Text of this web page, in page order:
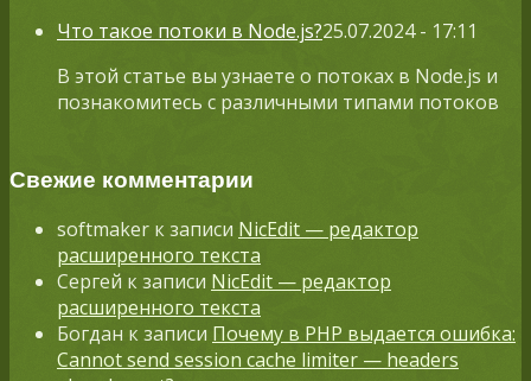
Что такое потоки в Node.js?25.07.2024 - 17:11
В этой статье вы узнаете о потоках в Node.js и
познакомитесь с различными типами потоков
Свежие комментарии
softmaker к записи NicEdit — редактор
расширенного текста
Сергей к записи NicEdit — редактор
расширенного текста
Богдан к записи Почему в PHP выдается ошибка:
Cannot send session cache limiter — headers